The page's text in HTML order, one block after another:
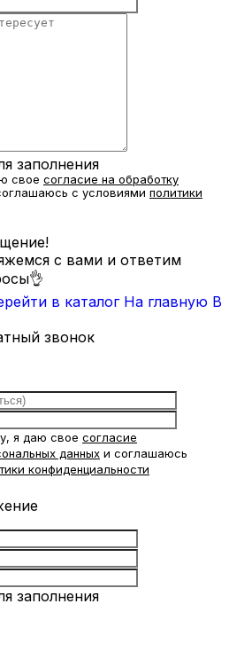
заполнения
свое согласие на обработку
с условиями политики
с вами и ответим
в каталог На главную В
звонок
я даю свое согласие
данных и соглашаюсь
конфиденциальности
заполнения